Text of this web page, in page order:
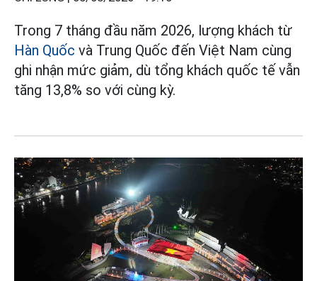
Trong 7 tháng đầu năm 2026, lượng khách từ
Hàn Quốc và Trung Quốc đến Việt Nam cùng
ghi nhận mức giảm, dù tổng khách quốc tế vẫn
tăng 13,8% so với cùng kỳ.